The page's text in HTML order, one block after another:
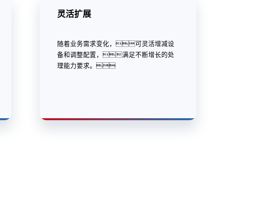
灵活扩展
随着业务需求变化，可灵活增减设
备和调整配置，满足不断增长的处
理能力要求。